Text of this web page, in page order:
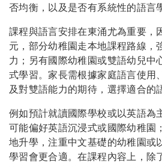
否均衡，以及是否有系統性的語言
課程與語言安排在東涌尤為重要，
元，部分幼稚園走本地課程路線，
力；另有國際幼稚園或雙語幼兒中
式學習。家長需根據家庭語言使用
及對雙語能力的期待，選擇適合的
例如預計就讀國際學校或以英語為
可能偏好英語沉浸式或國際幼稚園
地升學，注重中文基礎的幼稚園或
學習會更合適。在課程內容上，除